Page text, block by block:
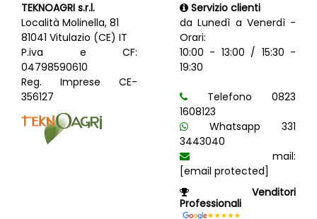
TEKNOAGRI s.r.l.
Località Molinella, 81
81041 Vitulazio (CE) IT
P.iva e CF:
04798590610
Reg. Imprese CE-
356127
Servizio clienti
da Lunedì a Venerdì -
Orari:
10:00 - 13:00 / 15:30 -
19:30
Telefono 0823
1608123
Whatsapp 331
3443040
mail:
[email protected]
Venditori
Professionali